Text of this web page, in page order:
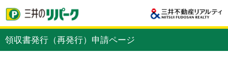
領収書発行（再発行）申請ページ